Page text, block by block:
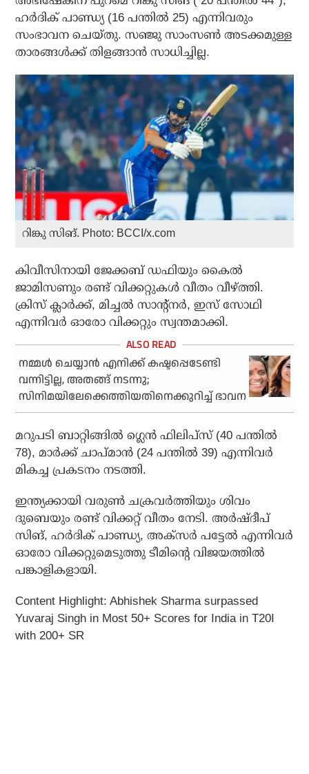
ഹര്‍ദിക് പാണ്ഡ്യ (16 പന്തില്‍ 25) എന്നിവരും
സംഭാവന ചെയ്തു. സഞ്ജു സാംസണ്‍ അടക്കമുള്ള
താരങ്ങള്‍ക്ക് തിളങ്ങാന്‍ സാധിച്ചില്ല.
റിങ്കു സിങ്. Photo: BCCI/x.com
കിവീസിനായി ജേക്കബ് ഡഫിയും കൈല്‍
ജാമിസണും രണ്ട് വിക്കറ്റുകള്‍ വീതം വീഴ്ത്തി.
ക്രിസ് ക്ലാര്‍ക്ക്, മിച്ചല്‍ സാന്റ്‌നര്‍, ഇസ് സോഥി
എന്നിവര്‍ ഓരോ വിക്കറ്റും സ്വന്തമാക്കി.
നമ്മള്‍ ചെയ്യാന്‍ എനിക്ക് കഷ്ടപ്പെടേണ്ടി
വന്നിട്ടില്ല, അതങ്ങ് നടന്നു;
സിനിമയിലേക്കെത്തിയതിനെക്കുറിച്ച് ഭാവന
മറുപടി ബാറ്റിങ്ങില്‍ ഗ്ലെന്‍ ഫിലിപ്‌സ് (40 പന്തില്‍
78), മാര്‍ക്ക് ചാപ്മാന്‍ (24 പന്തില്‍ 39) എന്നിവര്‍
മികച്ച പ്രകടനം നടത്തി.
ഇന്ത്യക്കായി വരുണ്‍ ചക്രവര്‍ത്തിയും ശിവം
ദുബെയും രണ്ട് വിക്കറ്റ് വീതം നേടി. അര്‍ഷ്ദീപ്
സിങ്, ഹര്‍ദിക് പാണ്ഡ്യ, അക്സര്‍ പട്ടേല്‍ എന്നിവര്‍
ഓരോ വിക്കറ്റുമെടുത്തു ടീമിന്റെ വിജയത്തില്‍
പങ്കാളികളായി.
Content Highlight: Abhishek Sharma surpassed
Yuvaraj Singh in Most 50+ Scores for India in T20I
with 200+ SR